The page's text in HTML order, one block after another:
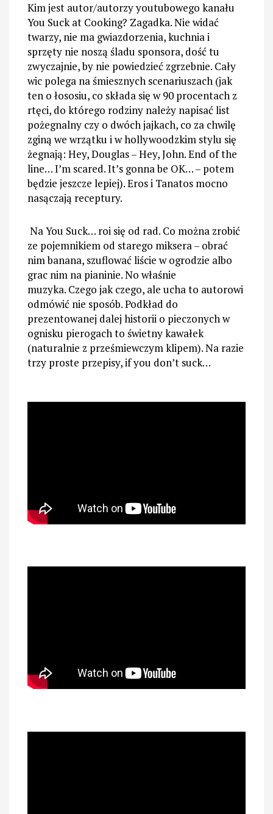
Kim jest autor/autorzy youtubowego kanału
You Suck at Cooking? Zagadka. Nie widać
twarzy, nie ma gwiazdorzenia, kuchnia i
sprzęty nie noszą śladu sponsora, dość tu
zwyczajnie, by nie powiedzieć zgrzebnie. Cały
wic polega na śmiesznych scenariuszach (jak
ten o łososiu, co składa się w 90 procentach z
rtęci, do którego rodziny należy napisać list
pożegnalny czy o dwóch jajkach, co za chwilę
zginą we wrzątku i w hollywoodzkim stylu się
żegnają: Hey, Douglas – Hey, John. End of the
line… I’m scared. It’s gonna be OK… – potem
będzie jeszcze lepiej). Eros i Tanatos mocno
nasączają receptury.
Na You Suck… roi się od rad. Co można zrobić
ze pojemnikiem od starego miksera – obrać
nim banana, szuflować liście w ogrodzie albo
grac nim na pianinie. No właśnie
muzyka. Czego jak czego, ale ucha to autorowi
odmówić nie sposób. Podkład do
prezentowanej dalej historii o pieczonych w
ognisku pierogach to świetny kawałek
(naturalnie z prześmiewczym klipem). Na razie
trzy proste przepisy, if you don’t suck…